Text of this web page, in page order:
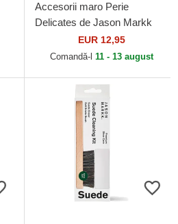
Accesorii maro Perie
Delicates de Jason Markk
EUR 12,95
Comandă-l 11 - 13 august